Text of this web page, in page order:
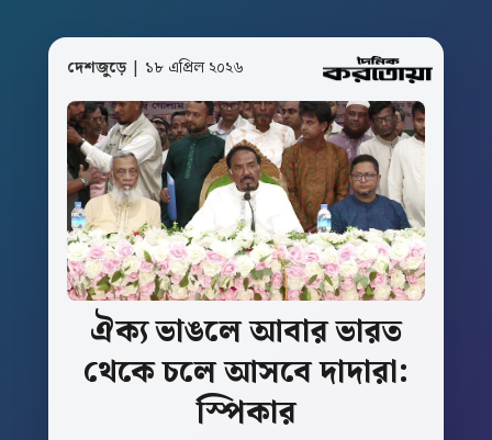
দেশজুড়ে| ১৮ এপ্রিল ২০২৬
ঐক্যভাঙলেআবারভারত
থেকেচলেআসবেদাদারা:
স্পিকার